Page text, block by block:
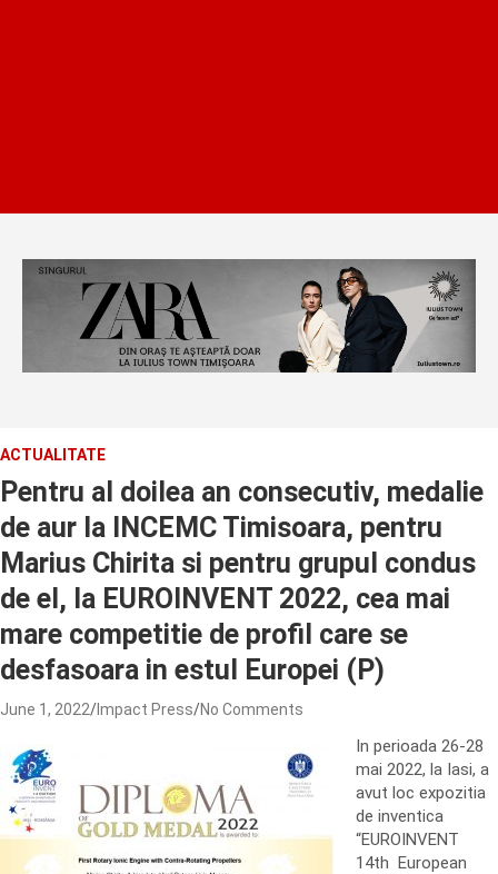
ACTUALITATE
Pentru al doilea an consecutiv, medalie
de aur la INCEMC Timisoara, pentru
Marius Chirita si pentru grupul condus
de el, la EUROINVENT 2022, cea mai
mare competitie de profil care se
desfasoara in estul Europei (P)
June 1, 2022 Impact Press No Comments
In perioada 26-28
mai 2022, la Iasi, a
avut loc expozitia
de inventica
“EUROINVENT
14th European